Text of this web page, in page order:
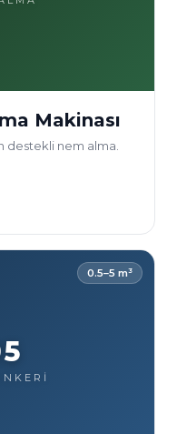
Makinası
destekli nem alma.
0.5–5 m³